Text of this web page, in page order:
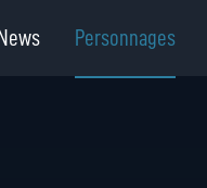
Personnages